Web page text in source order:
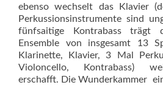
ebenso wechselt das Klavier
Perkussionsinst­rumente sind
fünfsaitige Kontrabass trägt
Ensemble von insgesamt 13
Klarinette, Klavier, 3 Mal
Violoncello, Kontrabass)
erschafft. Die Wunderkammer 